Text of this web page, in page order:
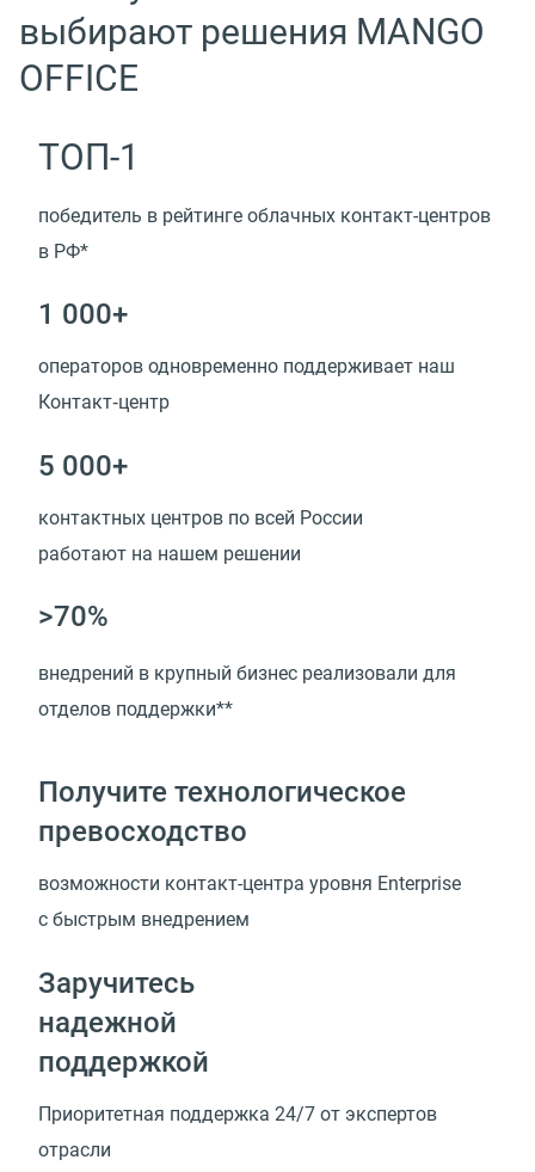
выбирают решения MANGO
OFFICE
ТОП-1
победитель в рейтинге облачных контакт-центров
в РФ*
1 000+
операторов одновременно поддерживает наш
Контакт‑центр
5 000+
контактных центров по всей России
работают на нашем решении
>70%
внедрений в крупный бизнес реализовали для
отделов поддержки**
Получите технологическое
превосходство
возможности контакт-центра уровня Enterprise
с быстрым внедрением
Заручитесь
надежной
поддержкой
Приоритетная поддержка 24/7 от экспертов
отрасли